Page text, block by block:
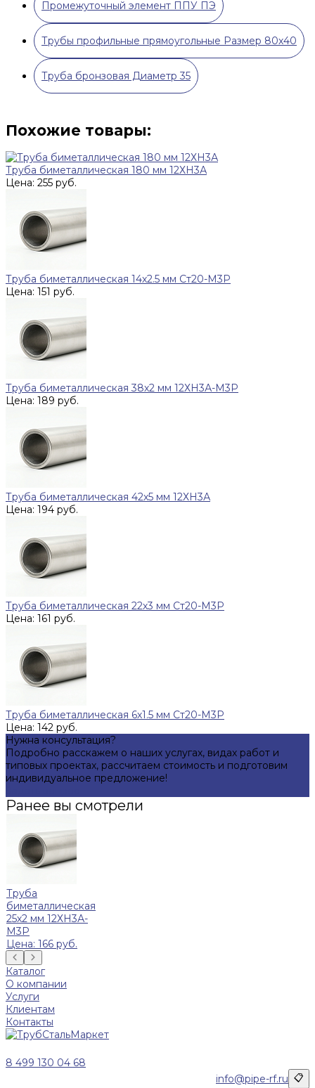
Промежуточный элемент ППУ ПЭ
Трубы профильные прямоугольные Размер 80х40
Труба бронзовая Диаметр 35
Похожие товары:
Труба биметаллическая 180 мм 12ХН3А
Цена: 255 руб.
Труба биметаллическая 14х2.5 мм Ст20-М3Р
Цена: 151 руб.
Труба биметаллическая 38х2 мм 12ХН3А-М3Р
Цена: 189 руб.
Труба биметаллическая 42х5 мм 12ХН3А
Цена: 194 руб.
Труба биметаллическая 22х3 мм Ст20-М3Р
Цена: 161 руб.
Труба биметаллическая 6х1.5 мм Ст20-М3Р
Цена: 142 руб.
Нужна консультация?
Подробно расскажем о наших услугах, видах работ и
типовых проектах, рассчитаем стоимость и подготовим
индивидуальное предложение!
Ранее вы смотрели
Труба
биметаллическая
25х2 мм 12ХН3А-
М3Р
Цена: 166 руб.
Каталог
О компании
Услуги
Клиентам
Контакты
8 499 130 04 68
info@pipe-rf.ru 📋